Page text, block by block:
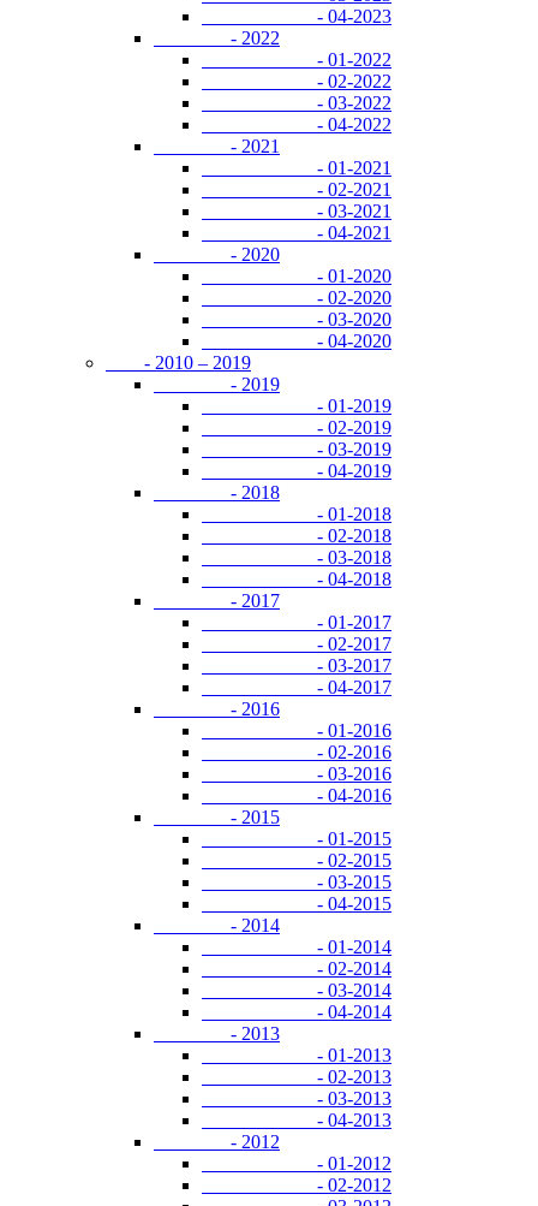
- 04-2023
- 2022
- 01-2022
- 02-2022
- 03-2022
- 04-2022
- 2021
- 01-2021
- 02-2021
- 03-2021
- 04-2021
- 2020
- 01-2020
- 02-2020
- 03-2020
- 04-2020
- 2010 – 2019
- 2019
- 01-2019
- 02-2019
- 03-2019
- 04-2019
- 2018
- 01-2018
- 02-2018
- 03-2018
- 04-2018
- 2017
- 01-2017
- 02-2017
- 03-2017
- 04-2017
- 2016
- 01-2016
- 02-2016
- 03-2016
- 04-2016
- 2015
- 01-2015
- 02-2015
- 03-2015
- 04-2015
- 2014
- 01-2014
- 02-2014
- 03-2014
- 04-2014
- 2013
- 01-2013
- 02-2013
- 03-2013
- 04-2013
- 2012
- 01-2012
- 02-2012